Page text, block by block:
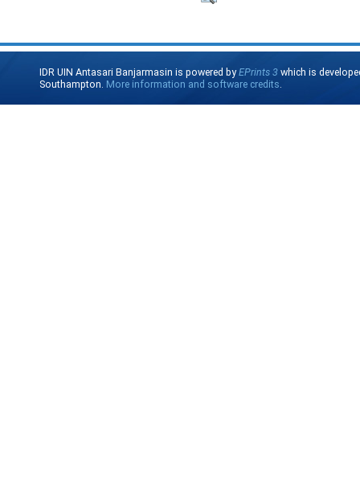
IDR UIN Antasari Banjarmasin is powered byEPrints 3 which is
Southampton. More information and software credits.